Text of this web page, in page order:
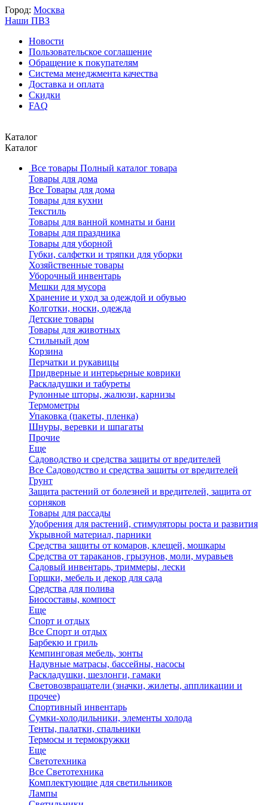
Город: Москва
Наши ПВЗ
Новости
Пользовательское соглашение
Обращение к покупателям
Система менеджмента качества
Доставка и оплата
Скидки
FAQ
Каталог
Каталог
Все товары Полный каталог товара
Товары для дома
Все Товары для дома
Товары для кухни
Текстиль
Товары для ванной комнаты и бани
Товары для праздника
Товары для уборной
Губки, салфетки и тряпки для уборки
Хозяйственные товары
Уборочный инвентарь
Мешки для мусора
Хранение и уход за одеждой и обувью
Колготки, носки, одежда
Детские товары
Товары для животных
Стильный дом
Корзина
Перчатки и рукавицы
Придверные и интерьерные коврики
Раскладушки и табуреты
Рулонные шторы, жалюзи, карнизы
Термометры
Упаковка (пакеты, пленка)
Шнуры, веревки и шпагаты
Прочие
Еще
Садоводство и средства защиты от вредителей
Все Садоводство и средства защиты от вредителей
Грунт
Защита растений от болезней и вредителей, защита от
сорняков
Товары для рассады
Удобрения для растений, стимуляторы роста и развития
Укрывной материал, парники
Средства защиты от комаров, клещей, мошкары
Средства от тараканов, грызунов, моли, муравьев
Садовый инвентарь, триммеры, лески
Горшки, мебель и декор для сада
Средства для полива
Биосоставы, компост
Еще
Спорт и отдых
Все Спорт и отдых
Барбекю и гриль
Кемпинговая мебель, зонты
Надувные матрасы, бассейны, насосы
Раскладушки, шезлонги, гамаки
Световозвращатели (значки, жилеты, аппликации и
прочее)
Спортивный инвентарь
Сумки-холодильники, элементы холода
Тенты, палатки, спальники
Термосы и термокружки
Еще
Светотехника
Все Светотехника
Комплектующие для светильников
Лампы